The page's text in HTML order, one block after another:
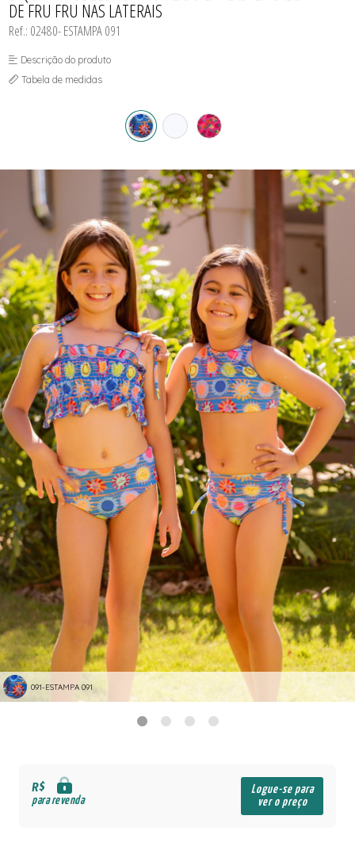
JAQUETAS
MACACÃO E MACAQUINHOS
TOP FITNESS
MAIÔS PLUS SIZE
SAIDAS DE PRAIA
SHORTS MASCULINOS FITNESS
SUNGAS
SUNGAS
SAIDAS DE PRAIA
DE FRU FRU NAS LATERAIS
Ref.: 02480- ESTAMPA 091
Descrição do produto
Tabela de medidas
091-ESTAMPA 091
R$
para revenda
Logue-se para
ver o preço